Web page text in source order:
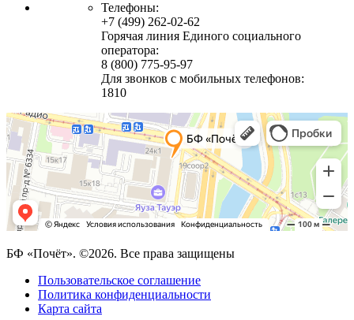
Телефоны:
+7 (499) 262-02-62
Горячая линия Единого социального
оператора:
8 (800) 775-95-97
Для звонков с мобильных телефонов:
1810
БФ «Почёт». ©2026. Все права защищены
Пользовательское соглашение
Политика конфиденциальности
Карта сайта